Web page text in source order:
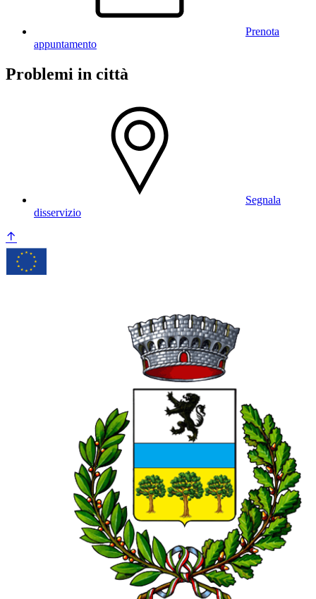
Prenota
appuntamento
Problemi in città
Segnala
disservizio